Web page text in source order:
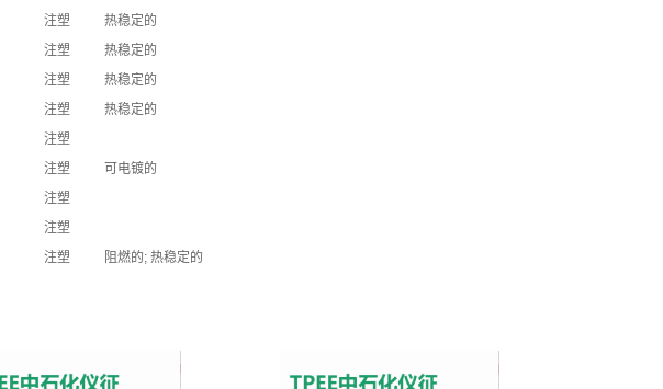
注塑
热稳定的
注塑
热稳定的
注塑
热稳定的
注塑
热稳定的
注塑
注塑
可电镀的
注塑
注塑
注塑 阻燃的; 热稳定的